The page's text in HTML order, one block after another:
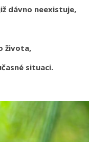
dávno neexistuje,
života,
situaci.